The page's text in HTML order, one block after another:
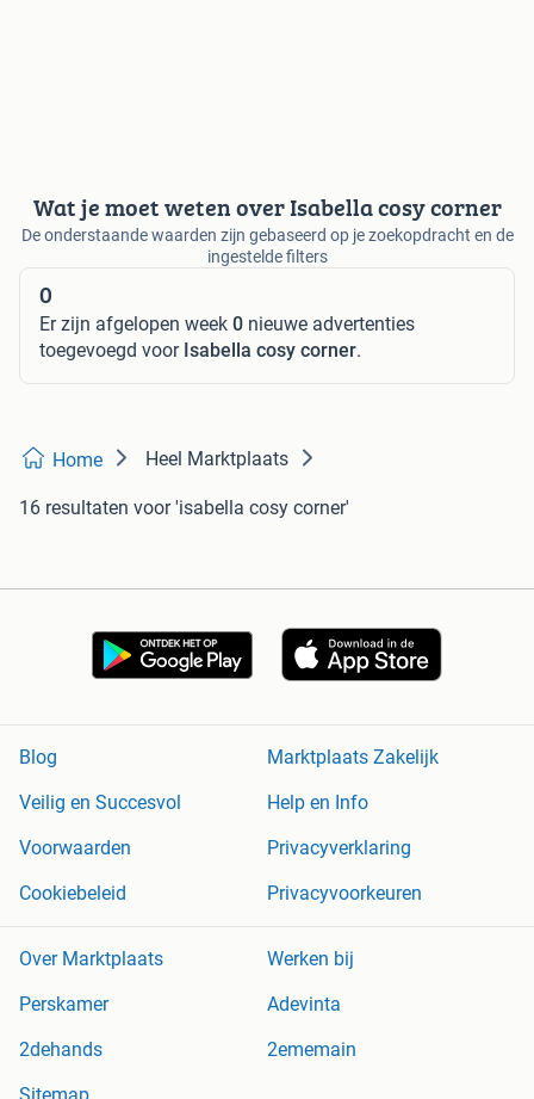
Wat je moet weten over Isabella cosy corner
De onderstaande waarden zijn gebaseerd op je zoekopdracht en de
ingestelde filters
0
Er zijn afgelopen week 0 nieuwe advertenties
toegevoegd voor Isabella cosy corner.
Home Heel Marktplaats
16 resultaten voor 'isabella cosy corner'
Blog
Marktplaats Zakelijk
Veilig en Succesvol
Help en Info
Voorwaarden
Privacyverklaring
Cookiebeleid
Privacyvoorkeuren
Over Marktplaats
Werken bij
Perskamer
Adevinta
2dehands
2ememain